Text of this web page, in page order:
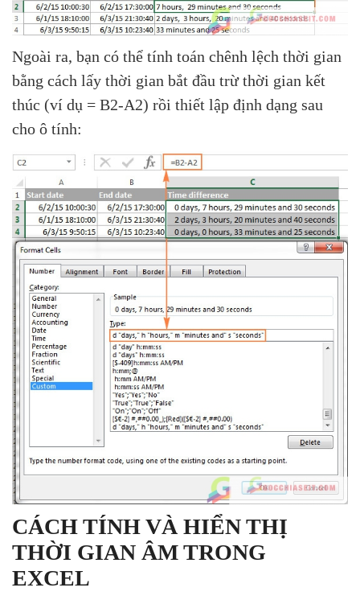
Ngoài ra, bạn có thể tính toán chênh lệch thời gian
bằng cách lấy thời gian bắt đầu trừ thời gian kết
thúc (ví dụ = B2-A2) rồi thiết lập định dạng sau
cho ô tính:
CÁCH TÍNH VÀ HIỂN THỊ
THỜI GIAN ÂM TRONG
EXCEL